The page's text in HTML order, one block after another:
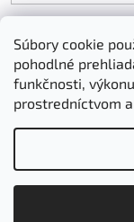
Súbory cookie
pohodlné
funkčnosti,
prostredníctvom